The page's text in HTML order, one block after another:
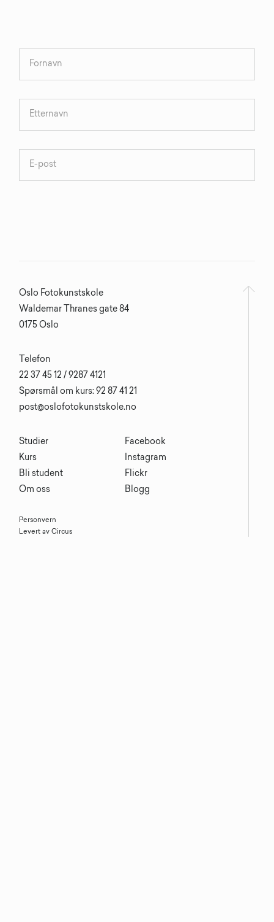
Oslo Fotokunstskole
Waldemar Thranes gate 84
0175 Oslo
Studier
Kurs
Bli student
Om oss
Telefon
22 37 45 12 / 9287 4121
Spørsmål om kurs: 92 87 41 21
post@oslofotokunstskole.no
Facebook
Instagram
Flickr
Blogg
Personvern
Levert av Circus